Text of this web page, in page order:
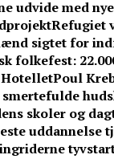
udvide med
Refugiet
sigtet for
folkefest:
HotelletPoul
skoler og
uddannelse